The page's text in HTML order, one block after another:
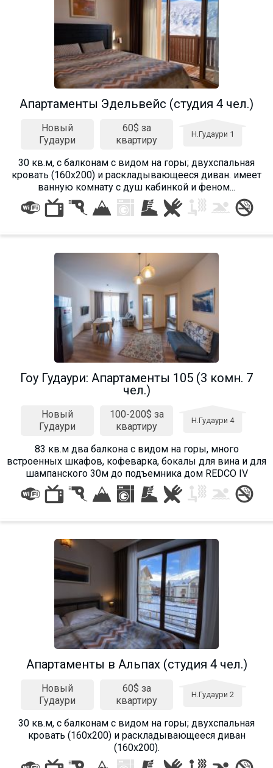
Апартаменты Эдельвейс (студия 4 чел.)
Новый
Гудаури
60$ за
квартиру
Н.Гудаури 1
30 кв.м, с балконам с видом на горы; двухспальная
кровать (160х200) и раскладывающееся диван. имеет
ванную комнату с душ кабинкой и феном...
Гоу Гудаури: Апартаменты 105 (3 комн. 7
чел.)
Новый
Гудаури
100-200$ за
квартиру
Н.Гудаури 4
83 кв.м два балкона с видом на горы, много
встроенных шкафов, кофеварка, бокалы для вина и для
шампанского 30м до подъемника дом REDCO IV
Aпартаменты в Альпах (студия 4 чел.)
Новый
Гудаури
60$ за
квартиру
Н.Гудаури 2
30 кв.м, с балконам с видом на горы; двухспальная
кровать (160х200) и раскладывающееся диван
(160х200).